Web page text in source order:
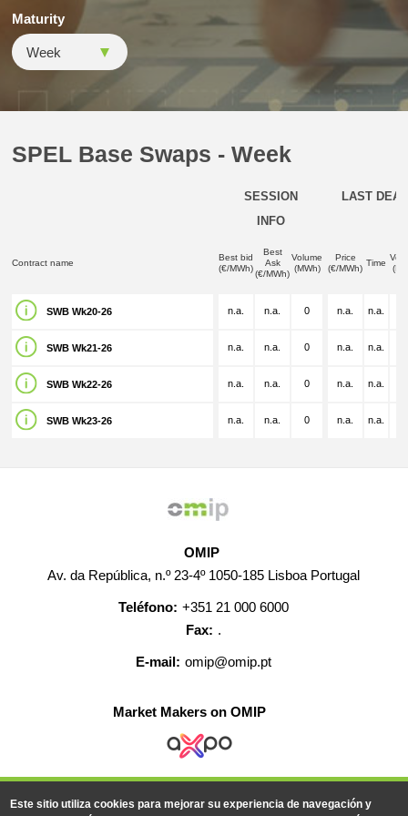
Maturity
SPEL Base Swaps - Week
SESSION
INFO
LAST DEAL
Contract name
Best bid
(€/MWh)
Best
Ask
(€/MWh)
Volume
(MWh)
Price
(€/MWh)
Time
SWB Wk20-26 n.a. n.a. 0 n.a. n.a.
SWB Wk21-26 n.a. n.a. 0 n.a. n.a.
SWB Wk22-26 n.a. n.a. 0 n.a. n.a.
SWB Wk23-26 n.a. n.a. 0 n.a. n.a.
OMIP
Av. da República, n.º 23-4º 1050-185 Lisboa Portugal
Teléfono: +351 21 000 6000
Fax: .
E-mail: omip@omip.pt
Market Makers on OMIP
AYUDA CONTACTO EMPLEO
MAPA WEB
Este sitio utiliza cookies para mejorar su experiencia de navegación y